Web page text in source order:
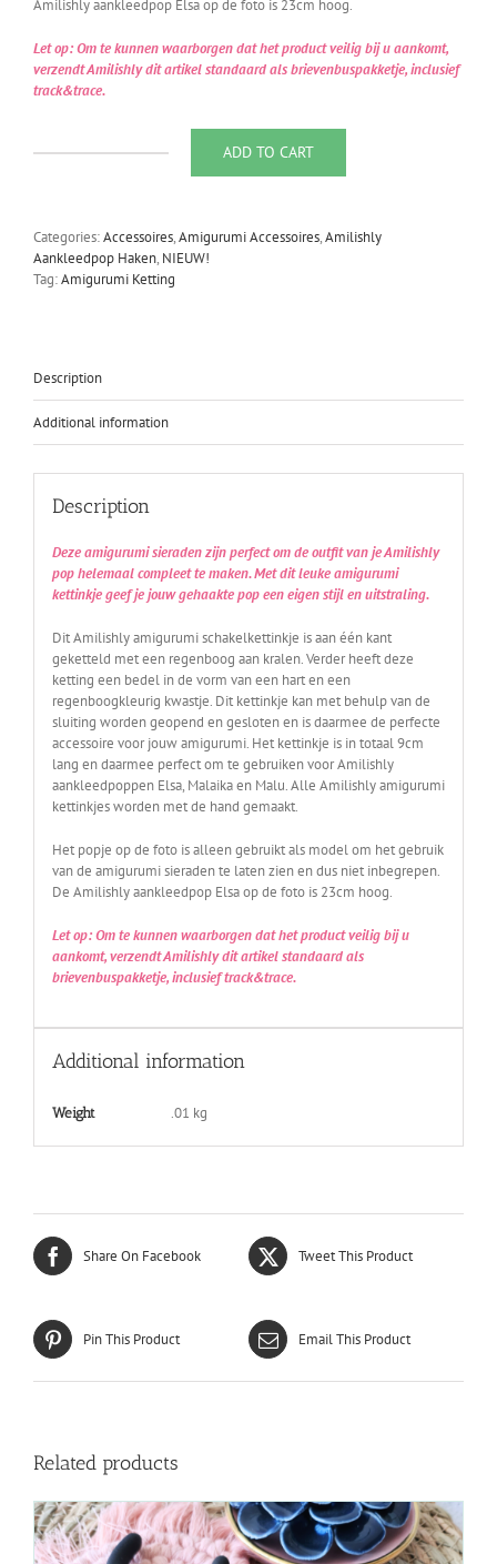
Amilishly aankleedpop Elsa op de foto is 23cm hoog.
Let op: Om te kunnen waarborgen dat het product veilig bij u aankomt,
verzendt Amilishly dit artikel standaard als brievenbuspakketje, inclusief
track&trace.
Chain
quantity
ADD TO CART
Categories:Accessoires,Amigurumi Accessoires,Amilishly
Aankleedpop Haken, NIEUW!
Tag:Amigurumi Ketting
Description
Additional information
Description
Deze amigurumi sieraden zijn perfect om de outfit van je Amilishly
pop helemaal compleet te maken. Met dit leuke amigurumi
kettinkje geef je jouw gehaakte pop een eigen stijl en uitstraling.
Dit Amilishly amigurumi schakelkettinkje is aan één kant
geketteld met een regenboog aan kralen. Verder heeft deze
ketting een bedel in de vorm van een hart en een
regenboogkleurig kwastje. Dit kettinkje kan met behulp van de
sluiting worden geopend en gesloten en is daarmee de perfecte
accessoire voor jouw amigurumi. Het kettinkje is in totaal 9cm
lang en daarmee perfect om te gebruiken voor Amilishly
aankleedpoppen Elsa, Malaika en Malu. Alle Amilishly amigurumi
kettinkjes worden met de hand gemaakt.
Het popje op de foto is alleen gebruikt als model om het gebruik
van de amigurumi sieraden te laten zien en dus niet inbegrepen.
De Amilishly aankleedpop Elsa op de foto is 23cm hoog.
Let op: Om te kunnen waarborgen dat het product veilig bij u
aankomt, verzendt Amilishly dit artikel standaard als
brievenbuspakketje, inclusief track&trace.
Additional information
Weight .01 kg
Share On Facebook Tweet This Product
Pin This Product Email This Product
Related products